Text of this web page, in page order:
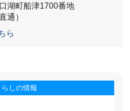
湖町船津1700番地
通）
ら
らしの情報